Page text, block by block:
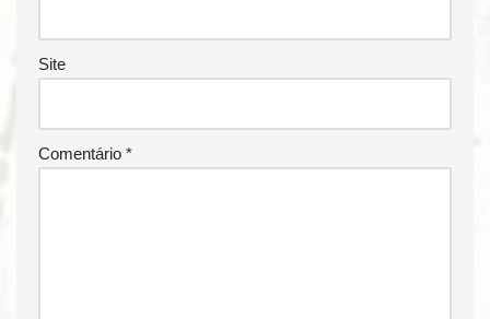
Site
Comentário *